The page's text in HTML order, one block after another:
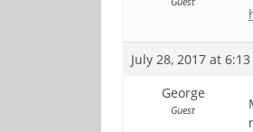
July 28, 2017 at
George
Guest